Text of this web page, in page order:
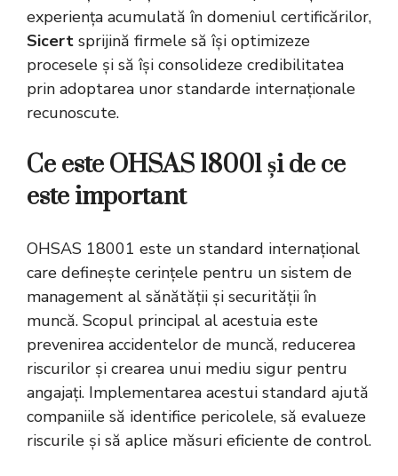
experiența acumulată în domeniul certificărilor,
Sicert sprijină firmele să își optimizeze
procesele și să își consolideze credibilitatea
prin adoptarea unor standarde internaționale
recunoscute.
Ce este OHSAS 18001 și de ce
este important
OHSAS 18001 este un standard internațional
care definește cerințele pentru un sistem de
management al sănătății și securității în
muncă. Scopul principal al acestuia este
prevenirea accidentelor de muncă, reducerea
riscurilor și crearea unui mediu sigur pentru
angajați. Implementarea acestui standard ajută
companiile să identifice pericolele, să evalueze
riscurile și să aplice măsuri eficiente de control.